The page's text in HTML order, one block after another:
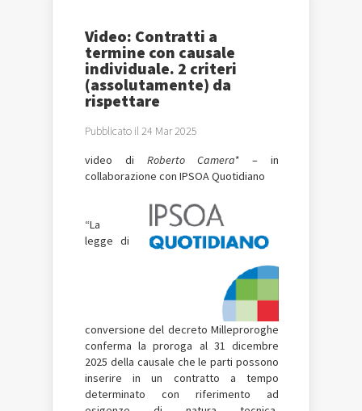
Video: Contratti a
termine con causale
individuale. 2 criteri
(assolutamente) da
rispettare
Pubblicato il 24 Mar 2025
video di Roberto Camera* – in
collaborazione con IPSOA Quotidiano
“La
legge di
conversione del decreto Milleproroghe
conferma la proroga al 31 dicembre
2025 della causale che le parti possono
inserire in un contratto a tempo
determinato con riferimento ad